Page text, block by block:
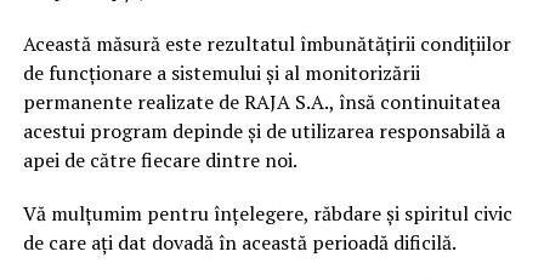
Această măsură este rezultatul îmbunătățirii condițiilor
de funcționare a sistemului și al monitorizării
permanente realizate de RAJA S.A., însă continuitatea
acestui program depinde și de utilizarea responsabilă a
apei de către fiecare dintre noi.
Vă mulțumim pentru înțelegere, răbdare și spiritul civic
de care ați dat dovadă în această perioadă dificilă.